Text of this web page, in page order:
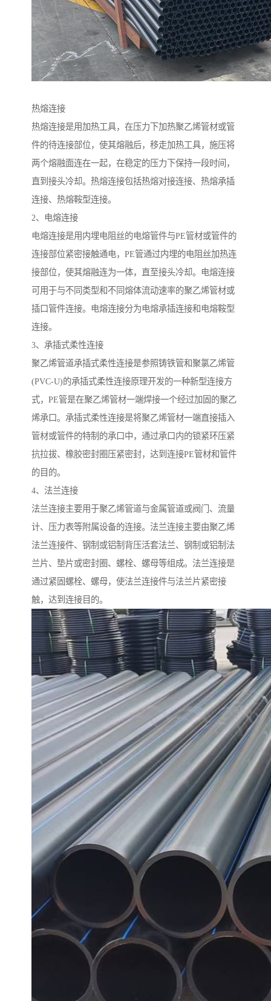
热熔连接
热熔连接是用加热工具，在压力下加热聚乙烯管材或管
件的待连接部位，使其熔融后，移走加热工具，施压将
两个熔融面连在一起，在稳定的压力下保持一段时间，
直到接头冷却。热熔连接包括热熔对接连接、热熔承插
连接、热熔鞍型连接。
2、电熔连接
电熔连接是用内埋电阻丝的电熔管件与PE管材或管件的
连接部位紧密接触通电，PE管通过内埋的电阻丝加热连
接部位，使其熔融连为一体，直至接头冷却。电熔连接
可用于与不同类型和不同熔体流动速率的聚乙烯管材或
插口管件连接。电熔连接分为电熔承插连接和电熔鞍型
连接。
3、承插式柔性连接
聚乙烯管道承插式柔性连接是参照铸铁管和聚氯乙烯管
(PVC-U)的承插式柔性连接原理开发的一种新型连接方
式，PE管是在聚乙烯管材一端焊接一个经过加固的聚乙
烯承口。承插式柔性连接是将聚乙烯管材一端直接插入
管材或管件的特制的承口中，通过承口内的锁紧环压紧
抗拉拔、橡胶密封圈压紧密封，达到连接PE管材和管件
的目的。
4、法兰连接
法兰连接主要用于聚乙烯管道与金属管道或阀门、流量
计、压力表等附属设备的连接。法兰连接主要由聚乙烯
法兰连接件、钢制或铝制背压活套法兰、钢制或铝制法
兰片、垫片或密封圈、螺栓、螺母等组成。法兰连接是
通过紧固螺栓、螺母，使法兰连接件与法兰片紧密接
触，达到连接目的。